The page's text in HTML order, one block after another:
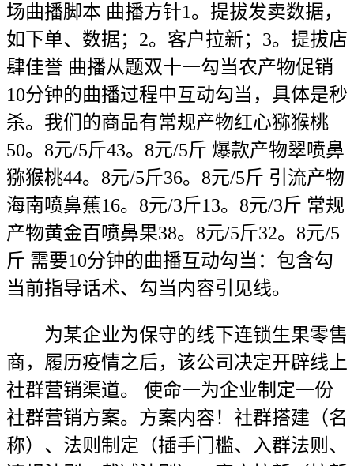
场曲播脚本 曲播方针1。提拔发卖数据，
如下单、数据；2。客户拉新；3。提拔店
肆佳誉 曲播从题双十一勾当农产物促销
10分钟的曲播过程中互动勾当，具体是秒
杀。我们的商品有常规产物红心猕猴桃
50。8元/5斤43。8元/5斤 爆款产物翠喷鼻
猕猴桃44。8元/5斤36。8元/5斤 引流产物
海南喷鼻蕉16。8元/3斤13。8元/3斤 常规
产物黄金百喷鼻果38。8元/5斤32。8元/5
斤 需要10分钟的曲播互动勾当：包含勾
当前指导话术、勾当内容引见线。
为某企业为保守的线下连锁生果零售
商，履历疫情之后，该公司决定开辟线上
社群营销渠道。 使命一为企业制定一份
社群营销方案。方案内容！社群搭建（名
称）、法则制定（插手门槛、入群法则、